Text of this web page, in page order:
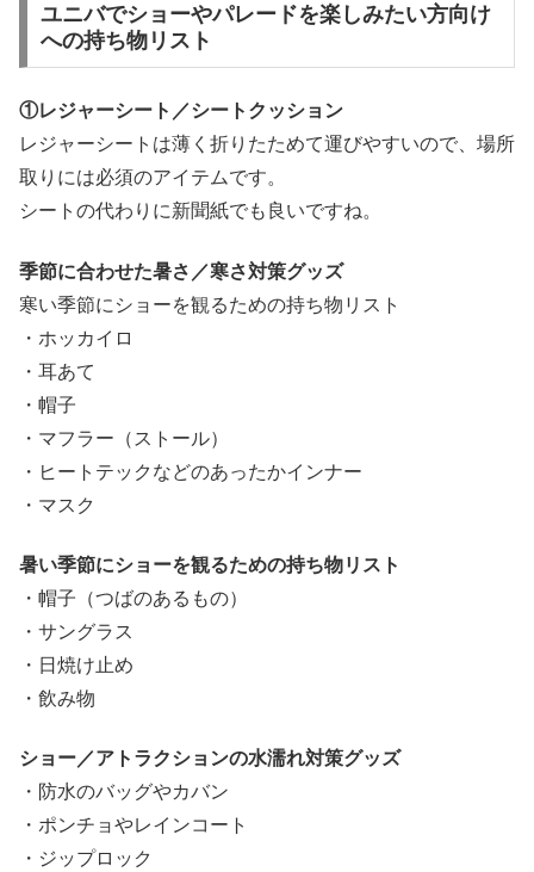
ユニバでショーやパレードを楽しみたい方向け
への持ち物リスト
①レジャーシート／シートクッション
レジャーシートは薄く折りたためて運びやすいので、場所
取りには必須のアイテムです。
シートの代わりに新聞紙でも良いですね。
季節に合わせた暑さ／寒さ対策グッズ
寒い季節にショーを観るための持ち物リスト
・ホッカイロ
・耳あて
・帽子
・マフラー（ストール）
・ヒートテックなどのあったかインナー
・マスク
暑い季節にショーを観るための持ち物リスト
・帽子（つばのあるもの）
・サングラス
・日焼け止め
・飲み物
ショー／アトラクションの水濡れ対策グッズ
・防水のバッグやカバン
・ポンチョやレインコート
・ジップロック